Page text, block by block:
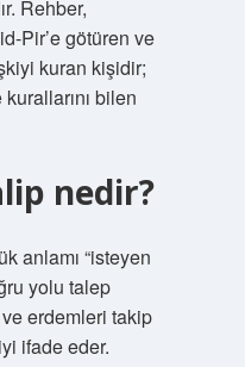
Rehber,
Pir’e götüren ve
kuran kişidir;
bilen
nedir?
anlamı “isteyen
yolu talep
erdemleri takip
ifade eder.